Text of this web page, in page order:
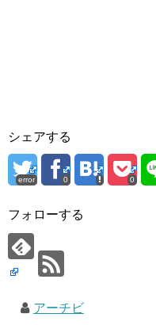
シェアする
error 0 0
フォローする
アーチビ